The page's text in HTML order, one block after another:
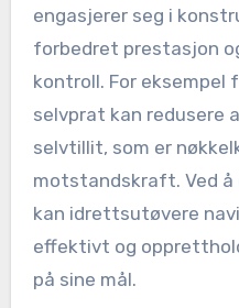
engasjerer seg i
forbedret prestasjon
kontroll. For
selvprat kan redusere
selvtillit, som er
motstandskraft. Ved å
kan idrettsutøvere
effektivt og
på sine mål.